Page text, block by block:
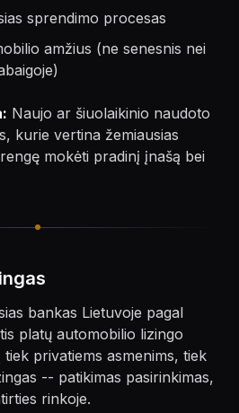
sprendimo procesas
amžius (ne senesnis nei
Naujo ar šiuolaikinio naudoto
kurie vertina žemiausias
mokėti pradinį įnašą bei
bankas Lietuvoje pagal
platų automobilio lizingo
privatiems asmenims, tiek
-- patikimas pasirinkimas,
rinkoje.